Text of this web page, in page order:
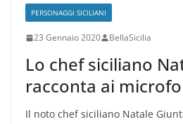
PERSONAGGI SICILIANI
23 Gennaio 2020 BellaSicilia
Lo chef siciliano
racconta ai
Il noto chef siciliano Natale